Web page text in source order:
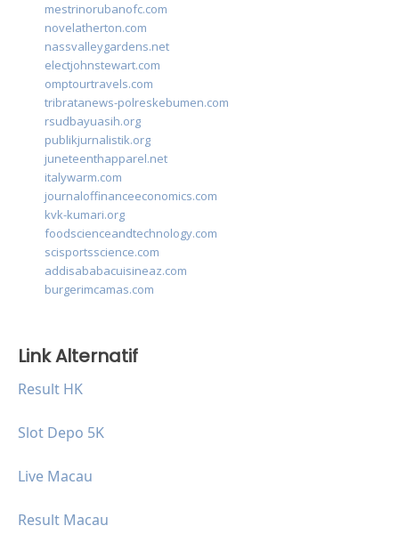
mestrinorubanofc.com
novelatherton.com
nassvalleygardens.net
electjohnstewart.com
omptourtravels.com
tribratanews-polreskebumen.com
rsudbayuasih.org
publikjurnalistik.org
juneteenthapparel.net
italywarm.com
journaloffinanceeconomics.com
kvk-kumari.org
foodscienceandtechnology.com
scisportsscience.com
addisababacuisineaz.com
burgerimcamas.com
Link Alternatif
Result HK
Slot Depo 5K
Live Macau
Result Macau